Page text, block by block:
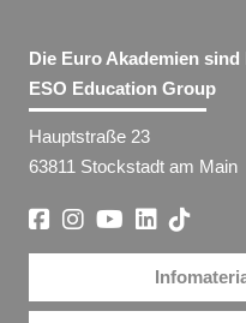
Die Euro Akademien
ESO Education Group
Hauptstraße 23
63811 Stockstadt am Main